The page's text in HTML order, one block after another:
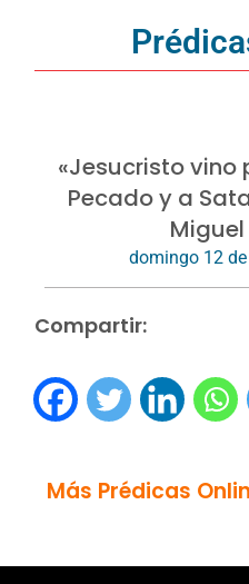
«Jesucristo vino
Pecado y a
Miguel
domingo 12
Compartir:
Más Prédicas